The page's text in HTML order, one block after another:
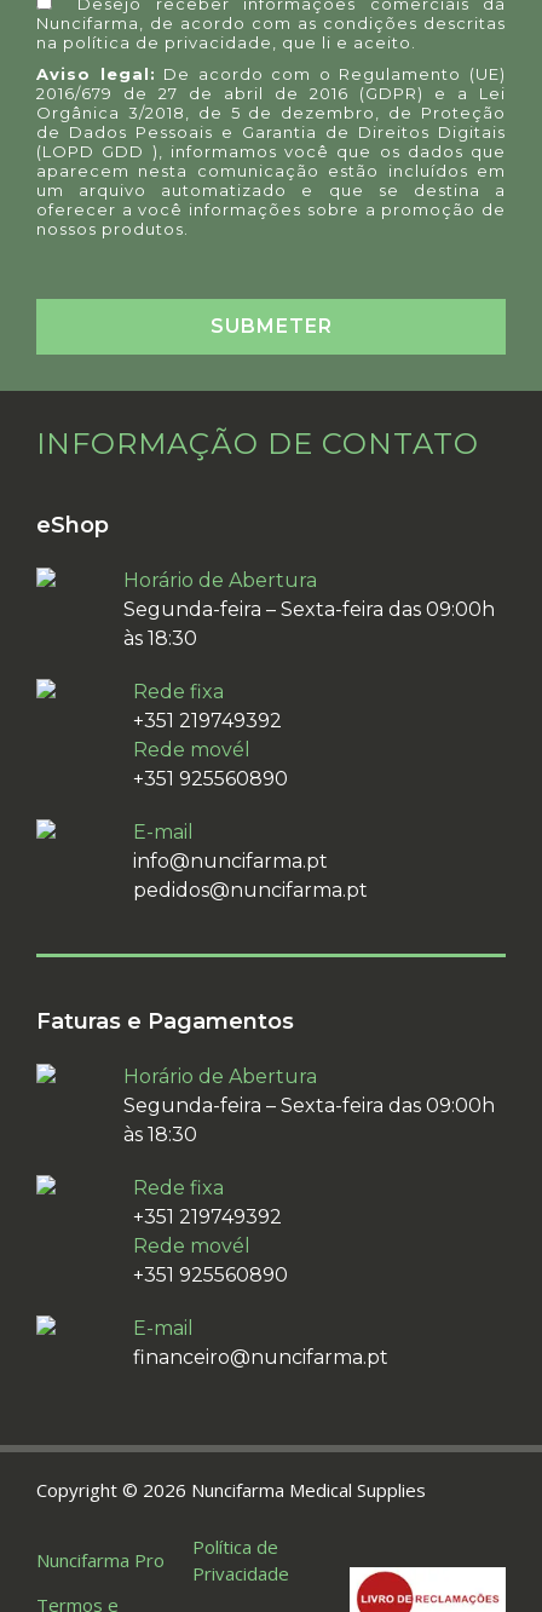
Desejo receber informações comerciais da
Nuncifarma, de acordo com as condições descritas
na política de privacidade, que li e aceito.
Aviso legal: De acordo com o Regulamento (UE)
2016/679 de 27 de abril de 2016 (GDPR) e a Lei
Orgânica 3/2018, de 5 de dezembro, de Proteção
de Dados Pessoais e Garantia de Direitos Digitais
(LOPD GDD ), informamos você que os dados que
aparecem nesta comunicação estão incluídos em
um arquivo automatizado e que se destina a
oferecer a você informações sobre a promoção de
nossos produtos.
INFORMAÇÃO DE CONTATO
eShop
Horário de Abertura
Segunda-feira – Sexta-feira das 09:00h
às 18:30
Rede fixa
+351 219749392
Rede movél
+351 925560890
E-mail
info@nuncifarma.pt
pedidos@nuncifarma.pt
Faturas e Pagamentos
Horário de Abertura
Segunda-feira – Sexta-feira das 09:00h
às 18:30
Rede fixa
+351 219749392
Rede movél
+351 925560890
E-mail
financeiro@nuncifarma.pt
Nuncifarma Pro
Termos e
Política de
Privacidade
Copyright © 2026 Nuncifarma Medical Supplies